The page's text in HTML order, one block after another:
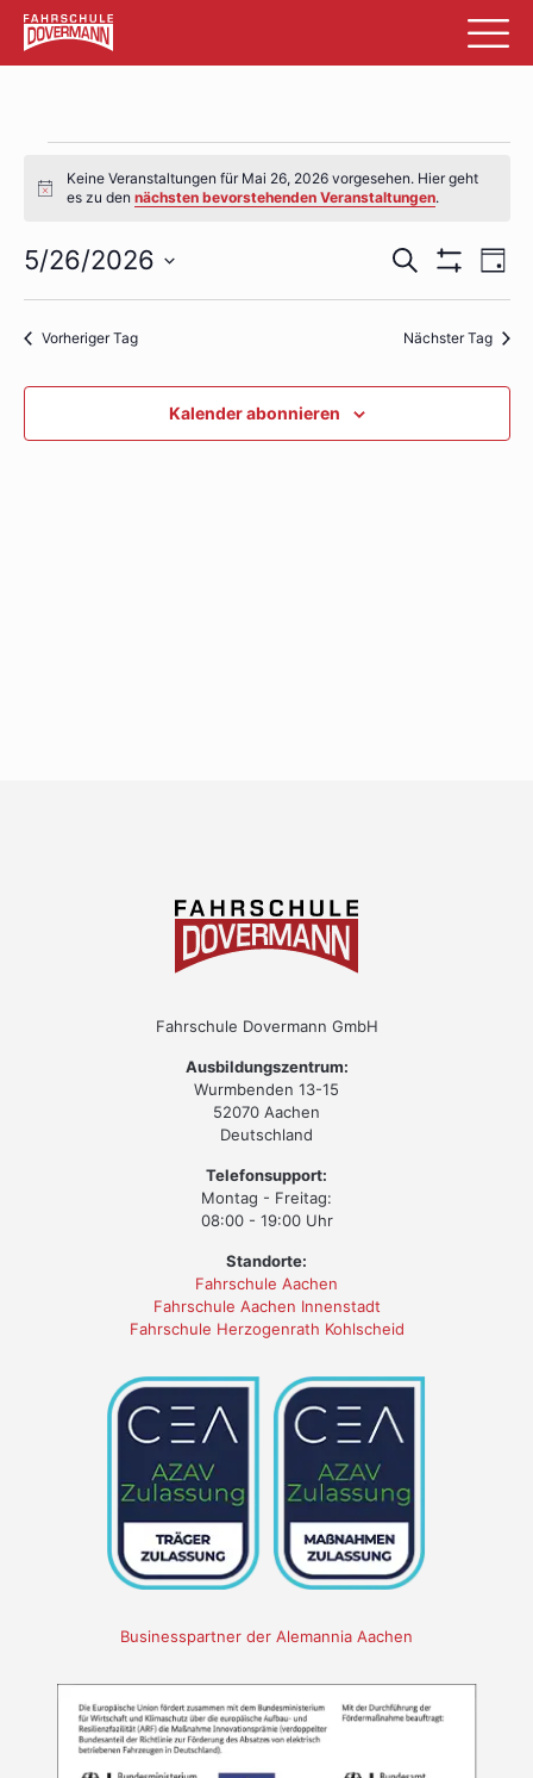
Veranstaltungen
für
Mai
26,
2026
Hinweis
Keine Veranstaltungen für Mai 26, 2026 vorgesehen. Hier geht
es zu den nächsten bevorstehenden Veranstaltungen.
Suche
und
Suche
Anzeigen
Tag
5/26/2026
Vorheriger Tag Nächster Tag
Kalender abonnieren
Fahrschule Dovermann GmbH
Ausbildungszentrum:
Wurmbenden 13-15
52070 Aachen
Deutschland
Telefonsupport:
Montag - Freitag:
08:00 - 19:00 Uhr
Standorte:
Fahrschule Aachen
Fahrschule Aachen Innenstadt
Fahrschule Herzogenrath Kohlscheid
Businesspartner der Alemannia Aachen